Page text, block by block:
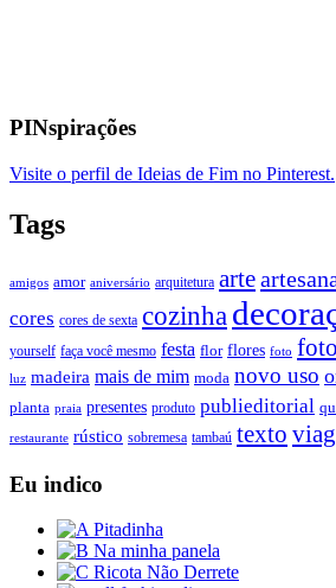
PINspirações
Visite o perfil de Ideias de Fim no Pinterest.
Tags
amigos amor aniversário arquitetura arte
cores cores de sexta cozinha
yourself faça você mesmo festa flor flores foto
luz madeira mais de mim moda novo uso
planta praia presentes produto publieditorial
restaurante rústico sobremesa tambaú texto
Eu indico